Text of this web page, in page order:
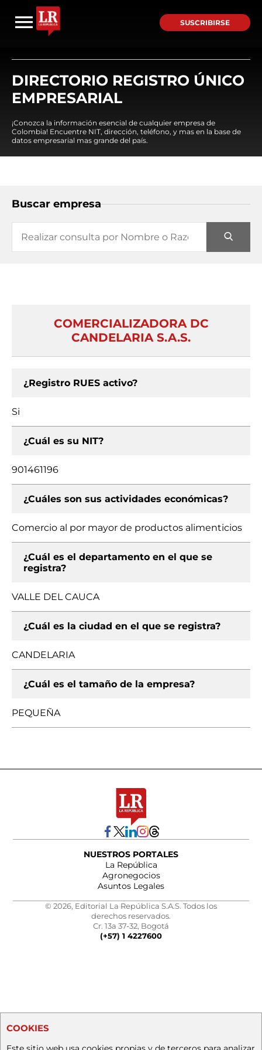
SUSCRIBIRSE
DIRECTORIO REGISTRO ÚNICO
EMPRESARIAL
¡Conozca la información esencial de cualquier empresa de
Colombia! Encuentre NIT, dirección, teléfono, y mas en la base de
datos empresarial mas grande del país.
Buscar empresa
COMERCIALIZADORA DC
CANDELARIA S.A.S.
¿Registro RUES activo?
Si
¿Cuál es su NIT?
901461196
¿Cuáles son sus actividades económicas?
Comercio al por mayor de productos alimenticios
¿Cuál es el departamento en el que se
registra?
VALLE DEL CAUCA
¿Cuál es la ciudad en el que se registra?
CANDELARIA
¿Cuál es el tamaño de la empresa?
PEQUEÑA
NUESTROS PORTALES
La República
Agronegocios
Asuntos Legales
© 2026, Editorial La República S.A.S. Todos los
derechos reservados.
Cr. 13a 37-32, Bogotá
(+57) 1 4227600
COOKIES